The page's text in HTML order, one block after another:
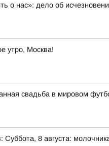
о нас»: дело об
утро, Москва!
свадьба в мировом
Суббота, 8 августа: